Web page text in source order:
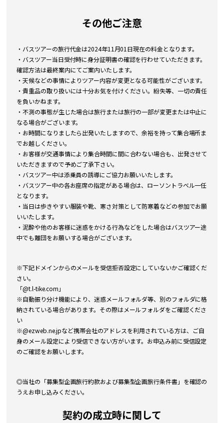
その他ご注意
・バスツアーの旅行代金は2024年11月01日現在の料金となります。
・バスツアー当日受付時に身分証明書の確認を行わせていただきます。
確認方法は最終案内にてご案内いたします。
・天候などの事情によりツアー内容が変更となる可能性がございます。
・貴重品の取り扱いには十分お気を付けください。紛失等、一切の責任
を負いかねます。
・不測の事態が生じた場合は旅行または旅行の一部が変更または中止に
なる場合がございます。
・お時間になりましたら出発いたしますので、余裕を持って集合場所ま
でお越しください。
・お客様が交通事情により集合時間に間に合わない場合も、出発させて
いただきますので予めご了承下さい。
・バスツアー中は添乗員の誘導にご協力お願いいたします。
・バスツアー中の各お座席の指定がある場合は、ローソントラベル一任
となります。
・当日は歩きやすい服装や靴、寒さ対策として防寒着などの参加でお願
いいたします。
・泥酔や他のお客様に迷惑をかける行為などをした場合はバスツアー途
中でも離団をお願いする場合がございます。
※下記ドメインからのメールを受信拒否設定にしていないかご確認くだ
さい。
「@t.l-tike.com」
※自動振り分け機能により、迷惑メールフォルダ等、別のフォルダに格
納されている場合があります。その際はメールフォルダをご確認くださ
い
※@ezweb.ne.jpなど携帯会社のアドレスを利用されている方は、ご自
身のメール設定により受信できない方がいます。お申込み前に受信設定
のご確認をお願いします。
◎当社の「募集型企画旅行約款および募集型企画旅行条件書」を確認の
うえお申し込みください。
契約の成立時に関して